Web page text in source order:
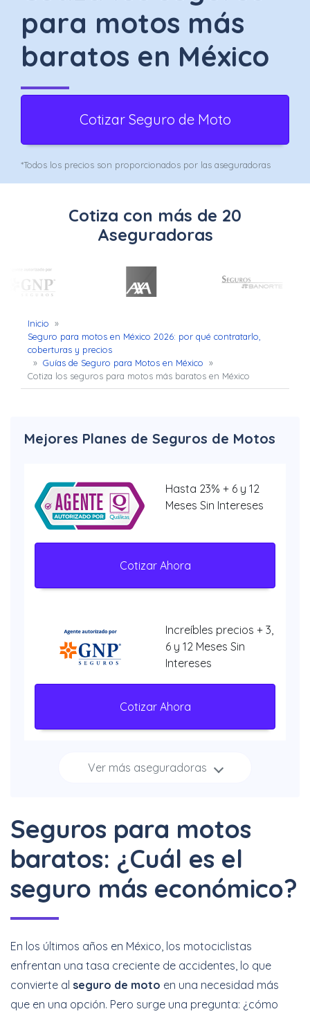
–
Chofer
App
Seguro
de
Gastos
Mayores
para motos más
baratos en México
Cotizar Seguro de Moto
*Todos los precios son proporcionados por las aseguradoras
Cotiza con más de 20
Aseguradoras
Inicio »
Seguro para motos en México 2026: por qué contratarlo,
coberturas y precios
» Guías de Seguro para Motos en México »
Cotiza los seguros para motos más baratos en México
Mejores Planes de Seguros de Motos
Hasta 23% + 6 y 12
Meses Sin Intereses
Cotizar Ahora
Increíbles precios + 3,
6 y 12 Meses Sin
Intereses
Cotizar Ahora
Increíbles
Cotizar Ahora
Cotizar Ahora
Ver más aseguradoras
Seguros para motos
baratos: ¿Cuál es el
seguro más económico?
En los últimos años en México, los motociclistas
enfrentan una tasa creciente de accidentes, lo que
convierte al seguro de moto en una necesidad más
que en una opción. Pero surge una pregunta: ¿cómo